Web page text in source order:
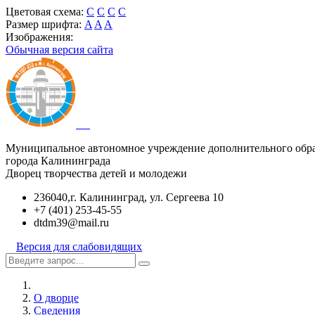
Цветовая схема: C C C C
Размер шрифта: A A A
Изображения:
Обычная версия сайта
Муниципальное автономное учреждение дополнительного
города Калининграда
Дворец творчества детей и молодежи
236040,г. Калининград, ул. Сергеева 10
+7 (401) 253-45-55
dtdm39@mail.ru
Версия для слабовидящих
О дворце
Сведения